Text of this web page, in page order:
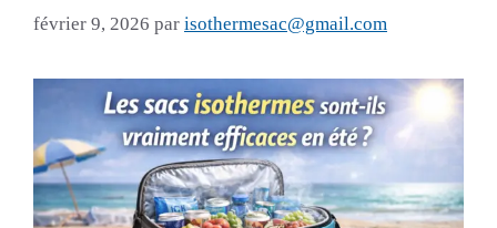
février 9, 2026 par isothermesac@gmail.com